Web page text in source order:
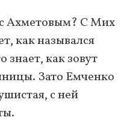
с Ахметовым? С Мих
как назывался
как зовут
Зато Емченко
с ней